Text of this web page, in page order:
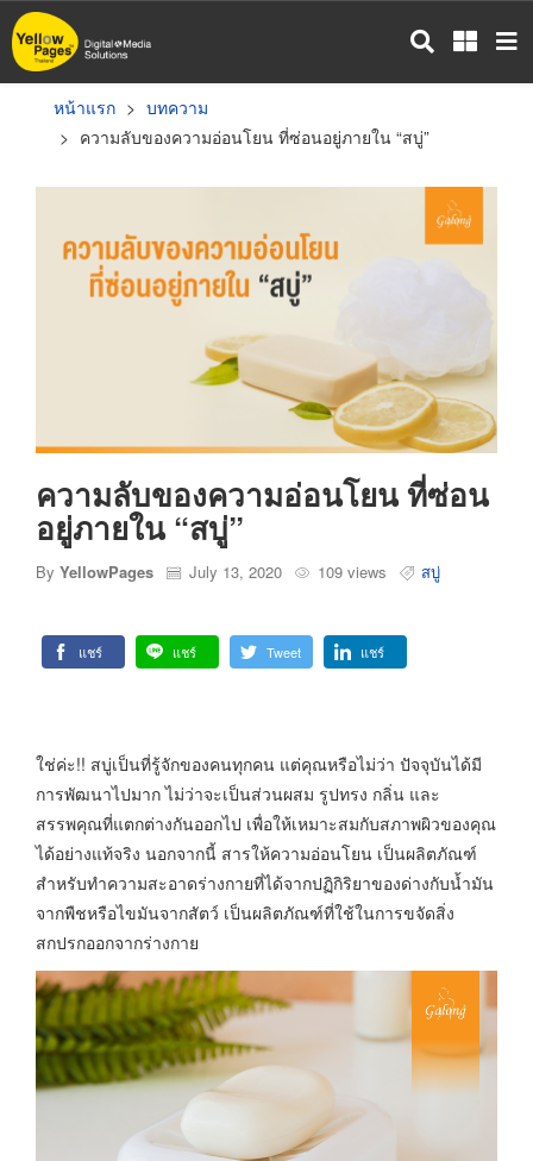
ข้าม
ไป
หน้าแรก
บทความ
ความลับของความอ่อนโยน ที่ซ่อนอยู่ภายใน “สบู่”
ความลับของความอ่อนโยน ที่ซ่อน
อยู่ภายใน “สบู่”
By YellowPages July 13, 2020 109 views สบู่
แชร์ แชร์ Tweet แชร์
ใช่ค่ะ!! สบู่เป็นที่รู้จักของคนทุกคน แต่คุณหรือไม่ว่า ปัจจุบันได้มี
การพัฒนาไปมาก ไม่ว่าจะเป็นส่วนผสม รูปทรง กลิ่น และ
สรรพคุณที่แตกต่างกันออกไป เพื่อให้เหมาะสมกับสภาพผิวของคุณ
ได้อย่างแท้จริง นอกจากนี้ สารให้ความอ่อนโยน เป็นผลิตภัณฑ์
สำหรับทำความสะอาดร่างกายที่ได้จากปฏิกิริยาของด่างกับน้ำมัน
จากพืชหรือไขมันจากสัตว์ เป็นผลิตภัณฑ์ที่ใช้ในการขจัดสิ่ง
สกปรกออกจากร่างกาย